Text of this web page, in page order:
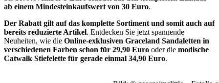
ab einem Mindesteinkaufswert von 30 Euro.
Der Rabatt gilt auf das komplette Sortiment und somit auch auf
bereits reduzierte Artikel. Entdecken Sie jetzt spannende
Neuheiten, wie die Online-exklusiven Graceland Sandaletten in
verschiedenen Farben schon für 29,90 Euro oder die modische
Catwalk Stiefelette für gerade einmal 34,90 Euro.